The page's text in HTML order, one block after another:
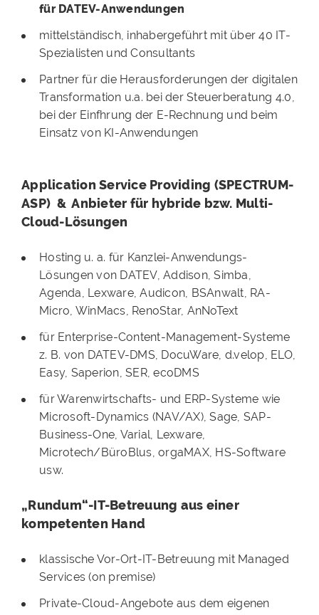
für DATEV-Anwendungen
mittelständisch, inhabergeführt mit über 40 IT-
Spezialisten und Consultants
Partner für die Herausforderungen der digitalen
Transformation u.a. bei der Steuerberatung 4.0,
bei der Einfhrung der E-Rechnung und beim
Einsatz von KI-Anwendungen
Application Service Providing (SPECTRUM-
ASP) & Anbieter für hybride bzw. Multi-
Cloud-Lösungen
Hosting u. a. für Kanzlei-Anwendungs-
Lösungen von DATEV, Addison, Simba,
Agenda, Lexware, Audicon, BSAnwalt, RA-
Micro, WinMacs, RenoStar, AnNoText
für Enterprise-Content-Management-Systeme
z. B. von DATEV-DMS, DocuWare, d.velop, ELO,
Easy, Saperion, SER, ecoDMS
für Warenwirtschafts- und ERP-Systeme wie
Microsoft-Dynamics (NAV/AX), Sage, SAP-
Business-One, Varial, Lexware,
Microtech/BüroBlus, orgaMAX, HS-Software
usw.
„Rundum“-IT-Betreuung aus einer
kompetenten Hand
klassische Vor-Ort-IT-Betreuung mit Managed
Services (on premise)
Private-Cloud-Angebote aus dem eigenen